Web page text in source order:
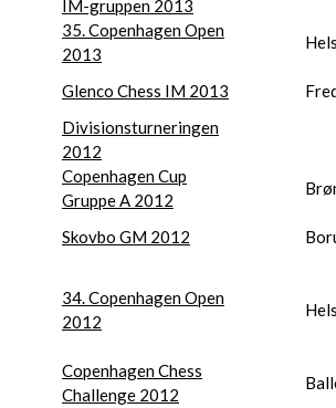
IM-gruppen 2013
35. Copenhagen Open
2013
Glenco Chess IM 2013
Divisionsturneringen
2012
Copenhagen Cup
Gruppe A 2012
Skovbo GM 2012
34. Copenhagen Open
2012
Copenhagen Chess
Challenge 2012